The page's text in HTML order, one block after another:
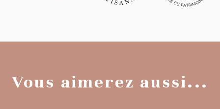
Vous aimerez aussi...